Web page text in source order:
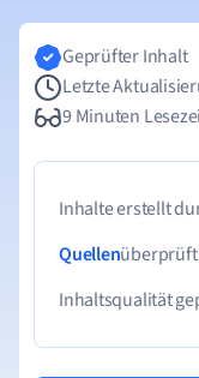
Geprüfter Inhalt
Letzte
9 Minuten
Inhalte erstellt
Quellen
Inhaltsqualität